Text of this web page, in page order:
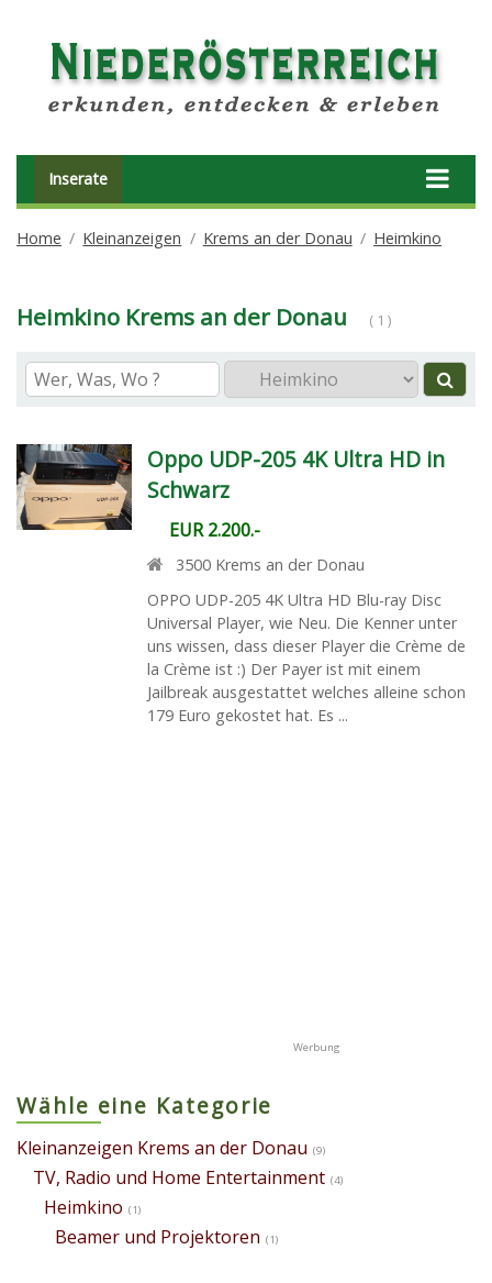
Inserate
Home Kleinanzeigen Krems an der Donau Heimkino
Heimkino Krems an der Donau ( 1 )
Oppo UDP-205 4K Ultra HD in
Schwarz
EUR 2.200.-
3500 Krems an der Donau
OPPO UDP-205 4K Ultra HD Blu-ray Disc
Universal Player, wie Neu. Die Kenner unter
uns wissen, dass dieser Player die Crème de
la Crème ist :) Der Payer ist mit einem
Jailbreak ausgestattet welches alleine schon
179 Euro gekostet hat. Es ...
Wähle eine Kategorie
Kleinanzeigen Krems an der Donau (9)
TV, Radio und Home Entertainment (4)
Heimkino (1)
Beamer und Projektoren (1)